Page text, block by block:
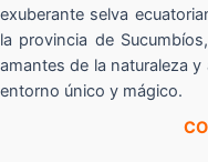
exuberante selva
la provincia de
amantes de la naturaleza
entorno único y mágico.